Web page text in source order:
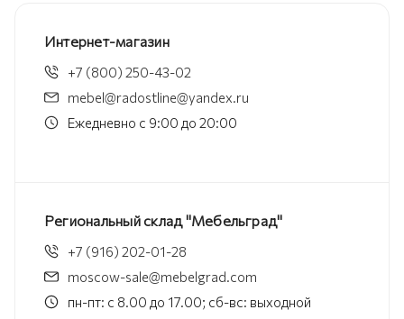
Интернет-магазин
+7 (800) 250-43-02
mebel@radostline@yandex.ru
Ежедневно с 9:00 до 20:00
Региональный склад "Мебельград"
+7 (916) 202-01-28
moscow-sale@mebelgrad.com
пн-пт: с 8.00 до 17.00; сб-вс: выходной